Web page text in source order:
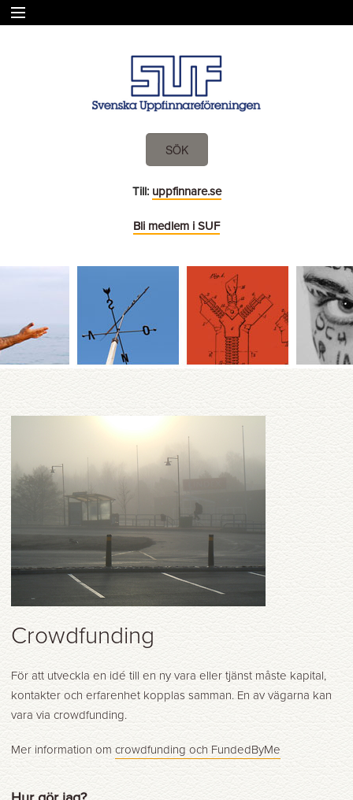
SÖK
Till: uppfinnare.se
Bli medlem i SUF
UPPFINNARE I SVERIGE
Crowdfunding
För att utveckla en idé till en ny vara eller tjänst måste kapital,
kontakter och erfarenhet kopplas samman. En av vägarna kan
vara via crowdfunding.
Mer information omcrowdfunding och FundedByMe